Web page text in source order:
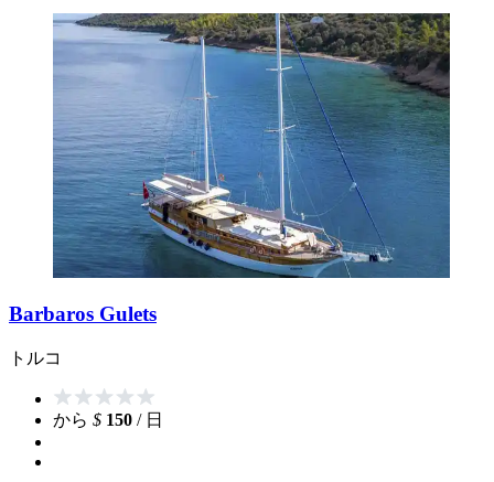
Barbaros Gulets
トルコ
から $ 150 / 日